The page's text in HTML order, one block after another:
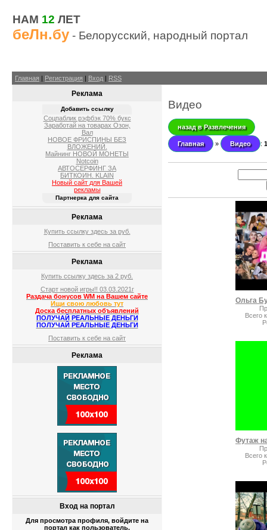
НАМ 12 ЛЕТ
беЛн.бу - Белорусский, народный портал
Главная | Регистрация | Вход | RSS
Реклама
Добавить ссылку
Соцпаблик рэфбэк 70% букс
Заработай на товарах Озон,
Вал
НОВОЕ ФРИСПИНЫ БЕЗ
ВЛОЖЕНИЙ.
Майнинг НОВОЙ МОНЕТЫ
Notcoin
АВТОСЕРФИНГ ЗА
БИТКОИН. KLAIN
Новый сайт для Вашей
рекламы
Партнерка для сайта
Реклама
Купить ссылку здесь за руб.
Поставить к себе на сайт
Реклама
Купить ссылку здесь за 2 руб.
Старт новой игры!! 03.03.2021г
Раздача бонусов WM на Вашем сайте
Ищи свою любовь тут
Доска бесплатных объявлений
ПОЛУЧАЙ РЕАЛЬНЫЕ ДЕНЬГИ
ПОЛУЧАЙ РЕАЛЬНЫЕ ДЕНЬГИ
Поставить к себе на сайт
Реклама
Вход на портал
Для просмотра профиля, войдите на
портал как пользователь.
Видео
назад в Развлечения
Главная » Видео :
Всего
Всего